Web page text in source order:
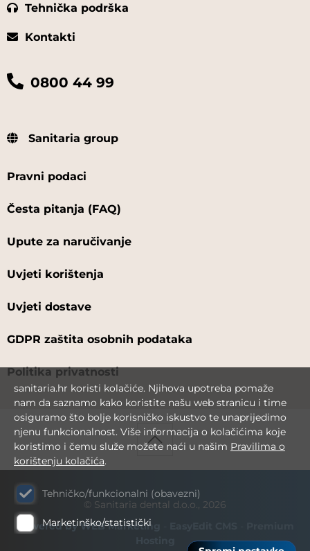
Tehnička podrška
Kontakti
0800 44 99
Sanitaria group
Pravni podaci
Česta pitanja (FAQ)
Upute za naručivanje
Uvjeti korištenja
Uvjeti dostave
GDPR zaštita osobnih podataka
Politika privatnosti
© Sanitaria dental d.o.o., 2026
Powered by WEB Marketing
sanitaria.hr koristi kolačiće. Njihova upotreba pomaže
nam da saznamo kako koristite našu web stranicu i time
osiguramo što bolje korisničko iskustvo te unaprijedimo
njenu funkcionalnost. Više informacija o kolačićima koje
koristimo i čemu služe možete naći u našim Pravilima o
korištenju kolačića.
Tehničko/funkcionalni (obavezni)
Marketinško/statistički